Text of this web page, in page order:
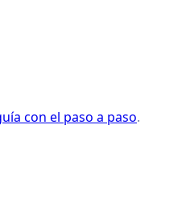
con el paso a paso.